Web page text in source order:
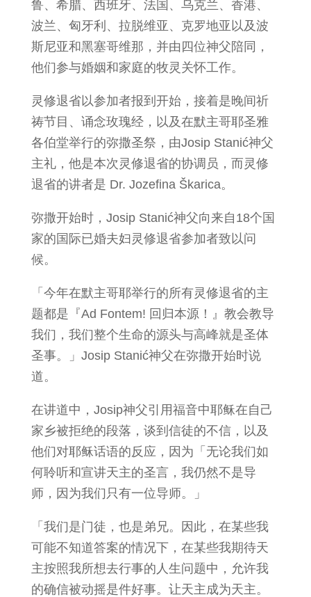
鲁、希腊、西班牙、法国、乌克兰、香港、
波兰、匈牙利、拉脱维亚、克罗地亚以及波
斯尼亚和黑塞哥维那，并由四位神父陪同，
他们参与婚姻和家庭的牧灵关怀工作。
灵修退省以参加者报到开始，接着是晚间祈
祷节目、诵念玫瑰经，以及在默主哥耶圣雅
各伯堂举行的弥撒圣祭，由Josip Stanić神父
主礼，他是本次灵修退省的协调员，而灵修
退省的讲者是 Dr. Jozefina Škarica。
弥撒开始时，Josip Stanić神父向来自18个国
家的国际已婚夫妇灵修退省参加者致以问
候。
「今年在默主哥耶举行的所有灵修退省的主
题都是『Ad Fontem! 回归本源！』教会教导
我们，我们整个生命的源头与高峰就是圣体
圣事。」Josip Stanić神父在弥撒开始时说
道。
在讲道中，Josip神父引用福音中耶稣在自己
家乡被拒绝的段落，谈到信徒的不信，以及
他们对耶稣话语的反应，因为「无论我们如
何聆听和宣讲天主的圣言，我仍然不是导
师，因为我们只有一位导师。」
「我们是门徒，也是弟兄。因此，在某些我
可能不知道答案的情况下，在某些我期待天
主按照我所想去行事的人生问题中，允许我
的确信被动摇是件好事。让天主成为天主。